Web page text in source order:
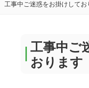
工事中ご迷惑をお掛けしてお
工事中ご
おります